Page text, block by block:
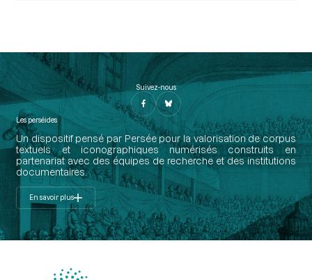
Suivez-nous
Les perséides
Un dispositif pensé par Persée pour la valorisation de corpus
textuels et iconographiques numérisés construits en
partenariat avec des équipes de recherche et des institutions
documentaires.
En savoir plus